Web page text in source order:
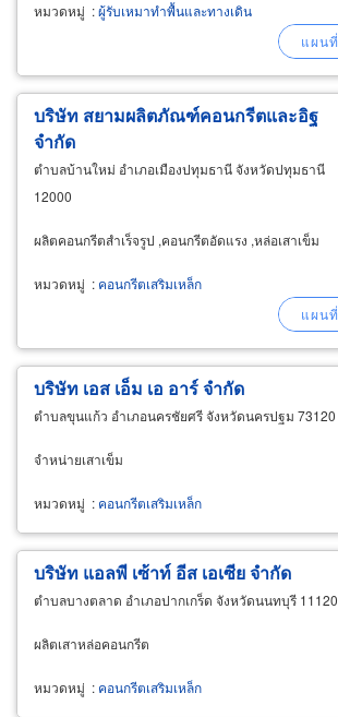
หมวดหมู่ :ผู้รับเหมาทำพื้นและทางเดิน
บริษัท สยามผลิตภัณฑ์คอนกรีตและอิฐ
จำกัด
ตำบลบ้านใหม่ อำเภอเมืองปทุมธานี จังหวัดปทุมธานี
12000
ผลิตคอนกรีตสำเร็จรูป ,คอนกรีตอัดแรง ,หล่อเสาเข็ม
หมวดหมู่ : คอนกรีตเสริมเหล็ก
บริษัท เอส เอ็ม เอ อาร์ จำกัด
ตำบลขุนแก้ว อำเภอนครชัยศรี จังหวัดนครปฐม 73120
จำหน่ายเสาเข็ม
หมวดหมู่ : คอนกรีตเสริมเหล็ก
บริษัท แอลพี เซ้าท์ อีส เอเซีย จำกัด
ตำบลบางตลาด อำเภอปากเกร็ด จังหวัดนนทบุรี 11120
ผลิตเสาหล่อคอนกรีต
หมวดหมู่ : คอนกรีตเสริมเหล็ก